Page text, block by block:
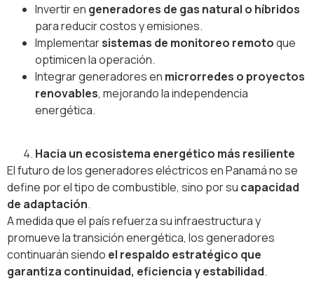
Invertir en generadores de gas natural o híbridos
para reducir costos y emisiones.
Implementarsistemas de monitoreo remotoque
optimicen la operación.
Integrar generadores en microrredes o proyectos
renovables, mejorando la independencia
energética.
Hacia un ecosistema energético más resiliente
El futuro de los generadores eléctricos en Panamá no se
define por el tipo de combustible, sino por su capacidad
de adaptación.
A medida que el país refuerza su infraestructura y
promueve la transición energética, los generadores
continuarán siendo el respaldo estratégico que
garantiza continuidad, eficiencia y estabilidad.